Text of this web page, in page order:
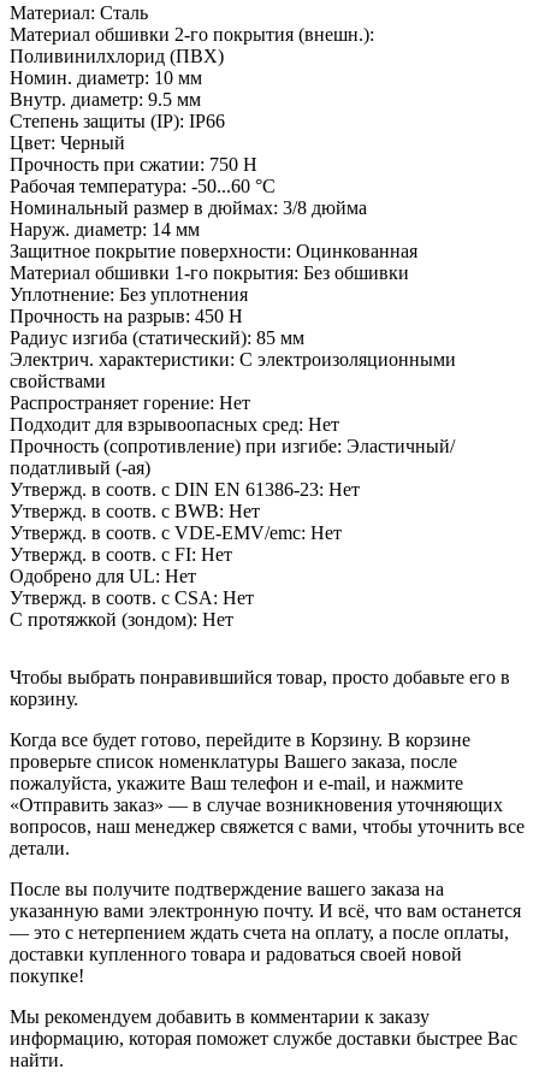
Материал: Сталь
Материал обшивки 2-го покрытия (внешн.):
Поливинилхлорид (ПВХ)
Номин. диаметр: 10 мм
Внутр. диаметр: 9.5 мм
Степень защиты (IP): IP66
Цвет: Черный
Прочность при сжатии: 750 Н
Рабочая температура: -50...60 °C
Номинальный размер в дюймах: 3/8 дюйма
Наруж. диаметр: 14 мм
Защитное покрытие поверхности: Оцинкованная
Материал обшивки 1-го покрытия: Без обшивки
Уплотнение: Без уплотнения
Прочность на разрыв: 450 Н
Радиус изгиба (статический): 85 мм
Электрич. характеристики: С электроизоляционными
свойствами
Распространяет горение: Нет
Подходит для взрывоопасных сред: Нет
Прочность (сопротивление) при изгибе: Эластичный/
податливый (-ая)
Утвержд. в соотв. с DIN EN 61386-23: Нет
Утвержд. в соотв. с BWB: Нет
Утвержд. в соотв. с VDE-EMV/emc: Нет
Утвержд. в соотв. с FI: Нет
Одобрено для UL: Нет
Утвержд. в соотв. с CSA: Нет
С протяжкой (зондом): Нет
Чтобы выбрать понравившийся товар, просто добавьте его в
корзину.
Когда все будет готово, перейдите в Корзину. В корзине
проверьте список номенклатуры Вашего заказа, после
пожалуйста, укажите Ваш телефон и e-mail, и нажмите
«Отправить заказ» — в случае возникновения уточняющих
вопросов, наш менеджер свяжется с вами, чтобы уточнить все
детали.
После вы получите подтверждение вашего заказа на
указанную вами электронную почту. И всё, что вам останется
— это с нетерпением ждать счета на оплату, а после оплаты,
доставки купленного товара и радоваться своей новой
покупке!
Мы рекомендуем добавить в комментарии к заказу
информацию, которая поможет службе доставки быстрее Вас
найти.